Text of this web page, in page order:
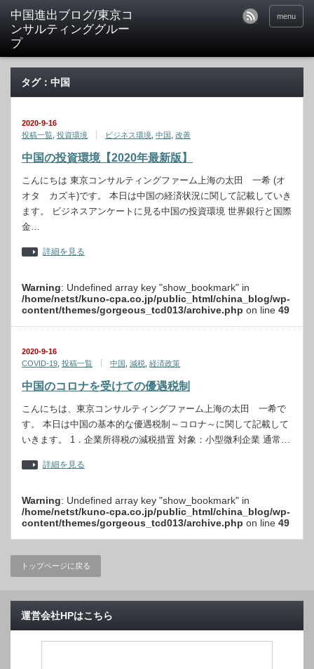
中国進出ブログ/東京コ
ンサルティンググルー
プ
menu
タグ：中国
2020-9-16
投稿一覧 投資環境 ビジネス環境 中国 改善
中国の投資環境【2020年最新版】
こんにちは 東京コンサルティングファーム上海の太田 一希 (オ
オタ カズキ)です。 本日は中国の経済状況に関して記載していき
ます。 ビジネスアンケートに見る中国の投資環境 世界銀行と国際
金…
詳細を見る
Warning: Undefined array key "show_bookmark" in
/home/netst/kuno-cpa.co.jp/public_html/china_blog/wp-
content/themes/gorgeous_tcd013/archive.php on line 49
2020-9-16
COVID-19 投稿一覧 中国 減税 経済政策
中国のコロナを受けての優遇税制
こんにちは、東京コンサルティングファーム上海の太田 一希で
す。 本日は中国の基本的な優遇税制～コロナ～に関して記載して
いきます。 1．企業所得税の減税措置 対象：小型微利企業 通常…
詳細を見る
Warning: Undefined array key "show_bookmark" in
/home/netst/kuno-cpa.co.jp/public_html/china_blog/wp-
content/themes/gorgeous_tcd013/archive.php on line 49
トップページに戻る
運営会社HPはこちら